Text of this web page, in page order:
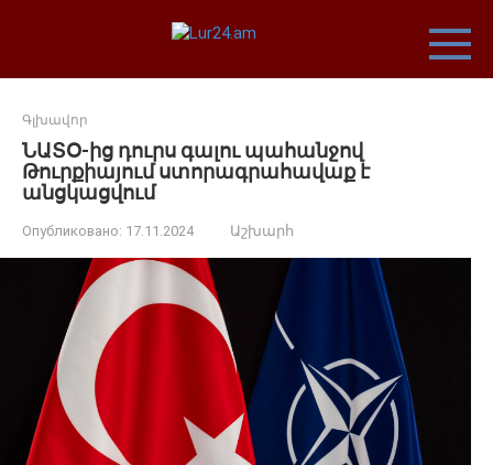
Գլխավոր
ՆԱՏՕ-ից դուրս գալու պահանջով
Թուրքիայում ստորագրահավաք է
անցկացվում
Опубликовано: 17.11.2024 Աշխարհ